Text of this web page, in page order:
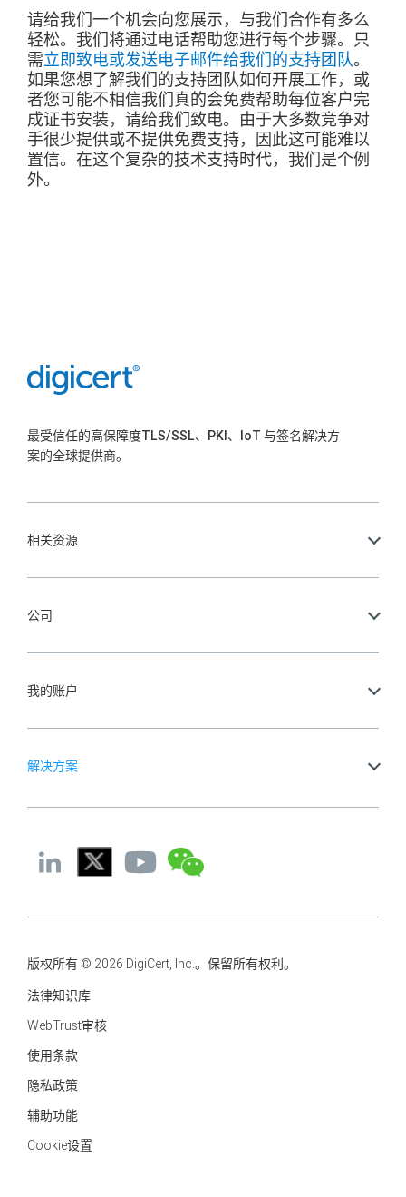
请给我们一个机会向您展示，与我们合作有多么
轻松。我们将通过电话帮助您进行每个步骤。只
需立即致电或发送电子邮件给我们的支持团队。
如果您想了解我们的支持团队如何开展工作，或
者您可能不相信我们真的会免费帮助每位客户完
成证书安装，请给我们致电。由于大多数竞争对
手很少提供或不提供免费支持，因此这可能难以
置信。在这个复杂的技术支持时代，我们是个例
外。
最受信任的高保障度TLS/SSL、PKI、IoT 与签名解决方
案的全球提供商。
相关资源
公司
我的账户
解决方案
版权所有 © 2026 DigiCert, Inc.。保留所有权利。
法律知识库
WebTrust审核
使用条款
隐私政策
辅助功能
Cookie设置